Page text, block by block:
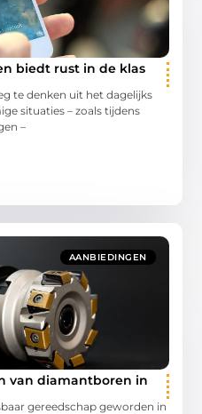
biedt rust in de klas
te denken uit het dagelijks
situaties – zoals tijdens
–
AANBIEDINGEN
van diamantboren in
gereedschap geworden in